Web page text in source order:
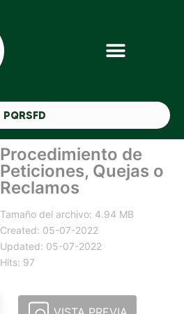
PQRSFD
Procedimiento de
Peticiones, Quejas o
Reclamos
Tamaño del archivo: 4.94 MB
Created: 05-07-2022
Updated: 05-07-2022
Hits: 97